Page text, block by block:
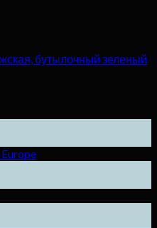
бутылочный зеленый